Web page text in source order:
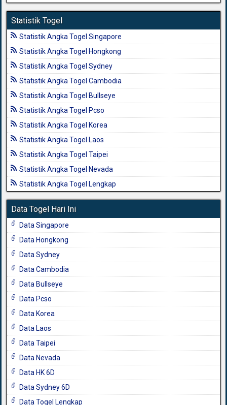
Statistik Togel
Statistik Angka Togel Singapore
Statistik Angka Togel Hongkong
Statistik Angka Togel Sydney
Statistik Angka Togel Cambodia
Statistik Angka Togel Bullseye
Statistik Angka Togel Pcso
Statistik Angka Togel Korea
Statistik Angka Togel Laos
Statistik Angka Togel Taipei
Statistik Angka Togel Nevada
Statistik Angka Togel Lengkap
Data Togel Hari Ini
Data Singapore
Data Hongkong
Data Sydney
Data Cambodia
Data Bullseye
Data Pcso
Data Korea
Data Laos
Data Taipei
Data Nevada
Data HK 6D
Data Sydney 6D
Data Togel Lengkap